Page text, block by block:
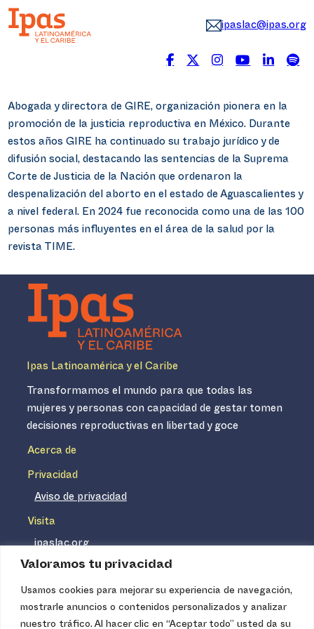
Valoramos tu privacidad
Usamos cookies para mejorar su experiencia de navegación,
mostrarle anuncios o contenidos personalizados y analizar
nuestro tráfico. Al hacer clic en “Aceptar todo” usted da su
ipaslac@ipas.org
Abogada y directora de GIRE, organización pionera en la
promoción de la justicia reproductiva en México. Durante
estos años GIRE ha continuado su trabajo jurídico y de
difusión social, destacando las sentencias de la Suprema
Corte de Justicia de la Nación que ordenaron la
despenalización del aborto en el estado de Aguascalientes y
a nivel federal. En 2024 fue reconocida como una de las 100
personas más influyentes en el área de la salud por la
revista TIME.
Ipas Latinoamérica y el Caribe
Transformamos el mundo para que todas las
mujeres y personas con capacidad de gestar tomen
decisiones reproductivas en libertad y goce
Acerca de
Privacidad
Aviso de privacidad
Visita
ipaslac.org
ipasmexico.org
Ipas no es un distribuidor de insumos médicos. Nuestros